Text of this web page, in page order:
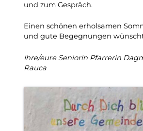
und zum Gespräch.
Einen schönen erholsamen
und gute Begegnungen
Ihre/eure Seniorin Pfarrerin
Rauca